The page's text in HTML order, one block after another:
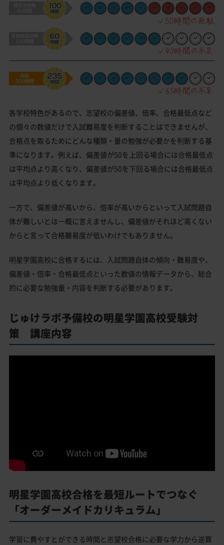
各学校特色があるので、志望校の偏差値、倍率、合格最低点など
の個々の数値だけで入試難易度を判断することはできませんが、
合格点を取るためにどんな種類・量の勉強が必要かを判断する基
準になります。例えば、偏差値が50を上回る場合には合格最低点
は平均点より高くなり、偏差値が50を下回る場合には合格最低点
は平均点より低くなります。
一方で、偏差値が高いから、倍率が高いからといって入試問題自
体が難しいとは一概に言えませんし、偏差値がそれほど高くない
からと言って合格難易度が低いわけでもありません。
明星学園高校に合格するには、入試問題自体の傾向・難易度や、
偏差値・倍率・合格最低点といった数値の情報データから、総合
的に必要な勉強量・内容を判断する必要があります。
じゅけラボ予備校の明星学園高校受験対
策 講座内容
明星学園高校合格を最短ルートでつなぐ
「オーダーメイドカリキュラム」
学習に費やすとができる時間と志望校合格に必要な学力から逆算